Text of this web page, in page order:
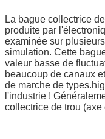
La bague collectrice
produite par
examinée sur
simulation. Cette
valeur basse de
beaucoup de canaux
de marche de
l'industrie !
collectrice de trou (axe